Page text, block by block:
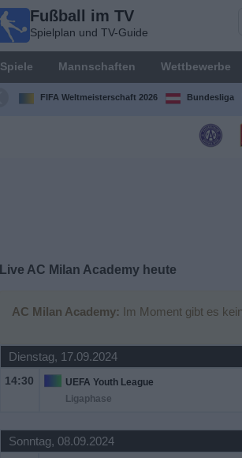
Fußball im TV
Spielplan und TV-Guide
Spiele Mannschaften Wettbewerbe
FIFA Weltmeisterschaft 2026 Bundesliga
Live AC Milan Academy heute
AC Milan Academy: Im Moment gibt es
Dienstag, 17.09.2024
14:30
UEFA Youth League
Ligaphase
Sonntag, 08.09.2024